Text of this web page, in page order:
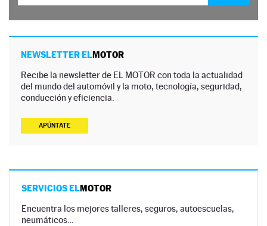
NEWSLETTER ELMOTOR
Recibe la newsletter de EL MOTOR con toda la actualidad
del mundo del automóvil y la moto, tecnología, seguridad,
conducción y eficiencia.
APÚNTATE
SERVICIOS ELMOTOR
Encuentra los mejores talleres, seguros, autoescuelas,
neumáticos…